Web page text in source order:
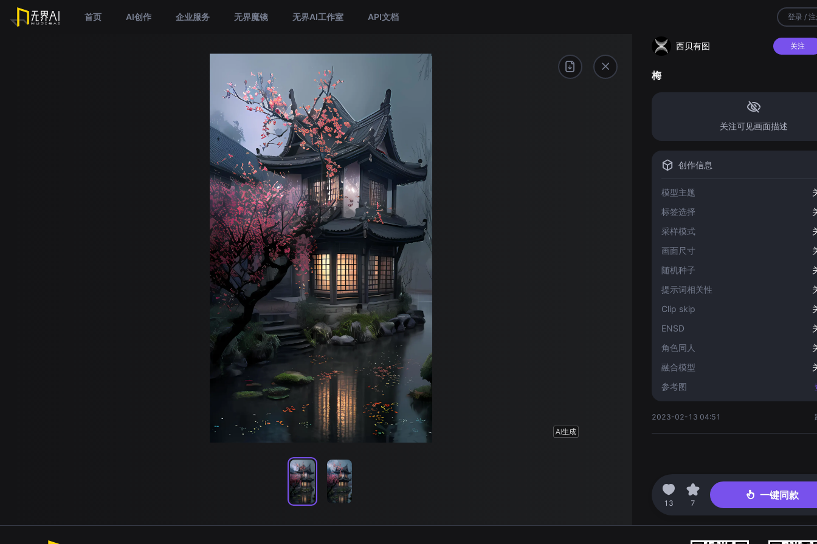
首页 AI创作 企业服务 无界魔镜 无界AI工作室 API文档 登录 /
西贝有图 关注
梅
关注可见画面描述
创作信息
模型主题
标签选择
采样模式
画面尺寸
随机种子
提示词相关性
Clip skip
ENSD
角色同人
融合模型
参考图
2023-02-13 04:51
13 7
一键同款